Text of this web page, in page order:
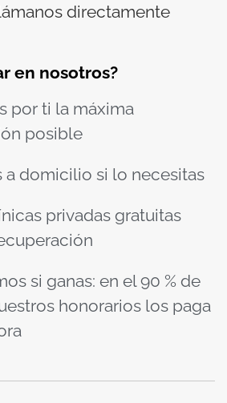
directamente
en nosotros?
por ti la máxima
posible
a domicilio si lo necesitas
privadas gratuitas
si ganas: en el 90 % de
honorarios los paga